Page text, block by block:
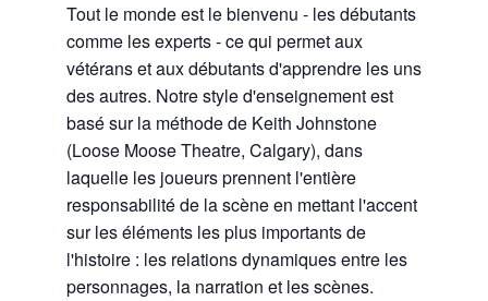
Tout le monde est le bienvenu - les débutants
comme les experts - ce qui permet aux
vétérans et aux débutants d'apprendre les uns
des autres. Notre style d'enseignement est
basé sur la méthode de Keith Johnstone
(Loose Moose Theatre, Calgary), dans
laquelle les joueurs prennent l'entière
responsabilité de la scène en mettant l'accent
sur les éléments les plus importants de
l'histoire : les relations dynamiques entre les
personnages, la narration et les scènes.